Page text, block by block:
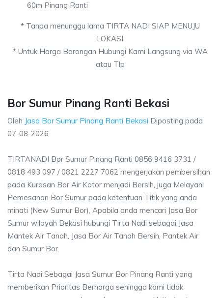
60m Pinang Ranti
*Tanpa menunggu lama TIRTA NADI SIAP MENUJU
LOKASI
*Untuk Harga Borongan Hubungi Kami Langsung via WA
atau Tlp
Bor Sumur Pinang Ranti Bekasi
Oleh Jasa Bor Sumur Pinang Ranti Bekasi Diposting pada
07-08-2026
TIRTANADI Bor Sumur Pinang Ranti 0856 9416 3731 /
0818 493 097 / 0821 2227 7062 mengerjakan pembersihan
pada Kurasan Bor Air Kotor menjadi Bersih, juga Melayani
Pemesanan Bor Sumur pada ketentuan Titik yang anda
minati (New Sumur Bor), Apabila anda mencari Jasa Bor
Sumur wilayah Bekasi hubungi Tirta Nadi sebagai Jasa
Mantek Air Tanah, Jasa Bor Air Tanah Bersih, Pantek Air
dan Sumur Bor.
Tirta Nadi Sebagai Jasa Sumur Bor Pinang Ranti yang
memberikan Prioritas Berharga sehingga kami tidak